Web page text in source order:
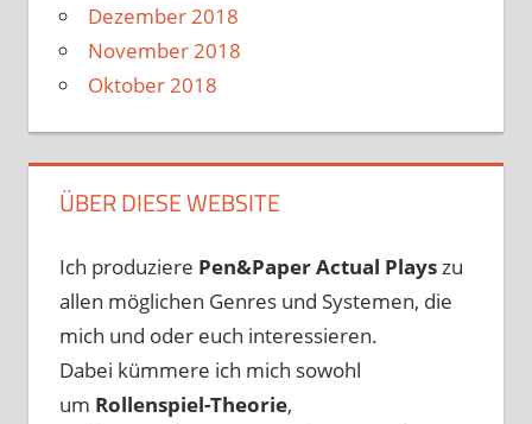
Dezember 2018
November 2018
Oktober 2018
ÜBER DIESE WEBSITE
Ich produziere Pen&PaperActual Playszu
allen möglichen Genres und Systemen, die
mich und oder euch interessieren.
Dabei kümmere ich mich sowohl
um Rollenspiel-Theorie,